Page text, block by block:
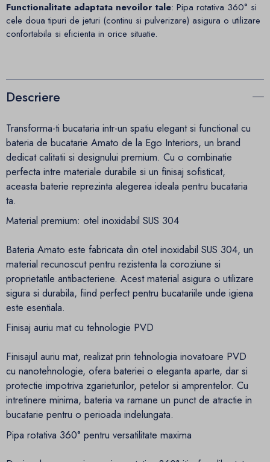
Functionalitate adaptata nevoilor tale: Pipa rotativa 360° si
cele doua tipuri de jeturi (continu si pulverizare) asigura o utilizare
confortabila si eficienta in orice situatie.
Descriere
Transforma-ti bucataria intr-un spatiu elegant si functional cu
bateria de bucatarie Amato de la Ego Interiors, un brand
dedicat calitatii si designului premium. Cu o combinatie
perfecta intre materiale durabile si un finisaj sofisticat,
aceasta baterie reprezinta alegerea ideala pentru bucataria
ta.
Material premium: otel inoxidabil SUS 304
Bateria Amato este fabricata din otel inoxidabil SUS 304, un
material recunoscut pentru rezistenta la coroziune si
proprietatile antibacteriene. Acest material asigura o utilizare
sigura si durabila, fiind perfect pentru bucatariile unde igiena
este esentiala.
Finisaj auriu mat cu tehnologie PVD
Finisajul auriu mat, realizat prin tehnologia inovatoare PVD
cu nanotehnologie, ofera bateriei o eleganta aparte, dar si
protectie impotriva zgarieturilor, petelor si amprentelor. Cu
intretinere minima, bateria va ramane un punct de atractie in
bucatarie pentru o perioada indelungata.
Pipa rotativa 360° pentru versatilitate maxima